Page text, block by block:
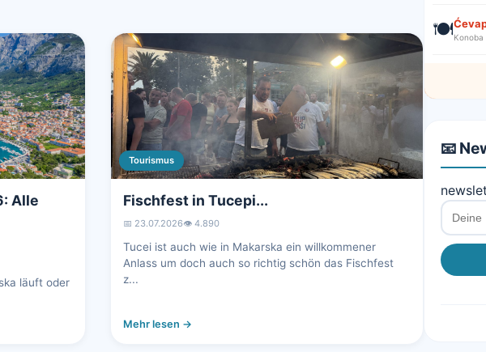
Alle
läuft oder
Tourismus
Fischfest in Tucepi...
📅 23.07.2026👁️ 4.890
Tucei ist auch wie in Makarska ein willkommener
Anlass um doch auch so richtig schön das Fischfest
z...
Mehr lesen →
🍽️
📧